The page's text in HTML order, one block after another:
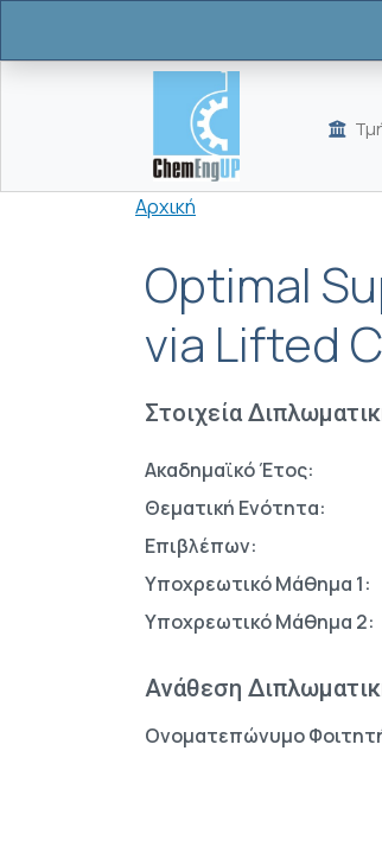
Breadcrumb
Αρχική
Optimal
via Lifted
Στοιχεία
Ακαδημαϊκό Έτος:
Θεματική Ενότητα:
Επιβλέπων:
Υποχρεωτικό Μάθημα 1:
Υποχρεωτικό Μάθημα 2:
Ανάθεση
Ονοματεπώνυμο